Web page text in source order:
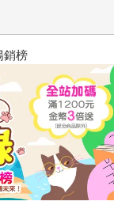
是「重新思辯」
紊亂，守護心靈
遠見天下文化事
衰，總要記取教
靈魂的守護者，
平台文化基金會
，不掌權。身處
熱情的高度；不
量。 ◎十大最具
知「相信自己」
銷榜